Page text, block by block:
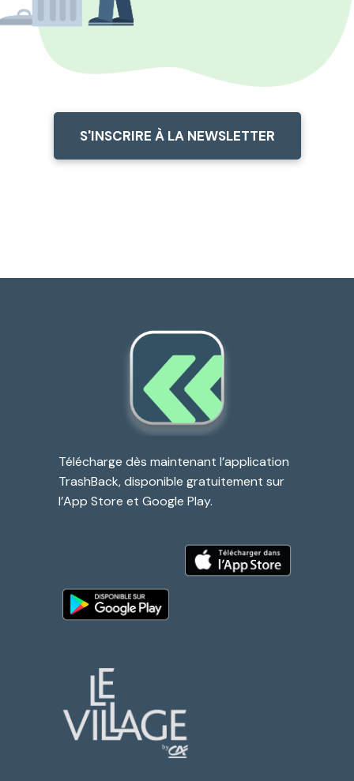
S'INSCRIRE À LA NEWSLETTER
Télécharge dès maintenant l’application
TrashBack, disponible gratuitement sur
l’App Store et Google Play.